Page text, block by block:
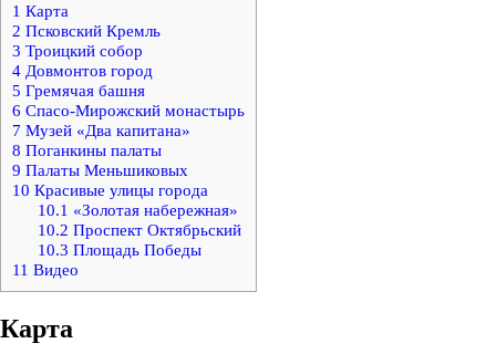
1 Карта
2 Псковский Кремль
3 Троицкий собор
4 Довмонтов город
5 Гремячая башня
6 Спасо-Мирожский монастырь
7 Музей «Два капитана»
8 Поганкины палаты
9 Палаты Меньшиковых
10 Красивые улицы города
10.1 «Золотая набережная»
10.2 Проспект Октябрьский
10.3 Площадь Победы
11 Видео
Карта